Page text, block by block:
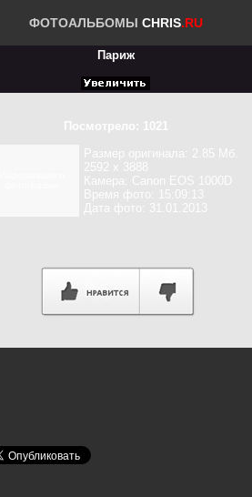
ФОТОАЛЬБОМЫ CHRIS.RU
Париж
Посмотрело: 1021
Размер оригинала: 2.85 Мб.
2592 x 3888
Камера: Canon EOS 1000D
Время фото: 15:09:13
Дата фото: 31.01.2013